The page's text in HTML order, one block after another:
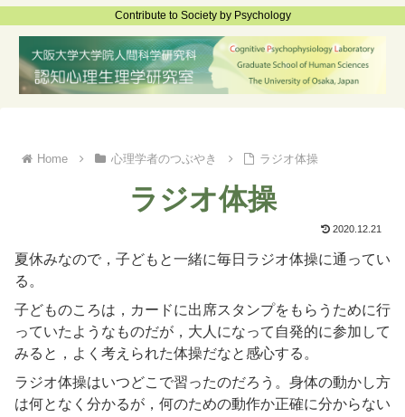
Contribute to Society by Psychology
心理学者のつぶやき ラジオ体操
ラジオ体操
2020.12.21
夏休みなので，子どもと一緒に毎日ラジオ体操に通ってい
る。
子どものころは，カードに出席スタンプをもらうために行
っていたようなものだが，大人になって自発的に参加して
みると，よく考えられた体操だなと感心する。
ラジオ体操はいつどこで習ったのだろう。身体の動かし方
は何となく分かるが，何のための動作か正確に分からない